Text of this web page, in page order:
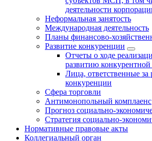
деятельности
Неформальная занятость
Международная деятельность
Планы финансово-
Развитие конкуренции
Отчеты о ходе
развитию
Лица, ответственные за
конкуренции
Сфера торговли
Антимонопольный комплаенс
Прогноз социально-
Стратегия социально-
Нормативные правовые акты
Коллегиальный орган